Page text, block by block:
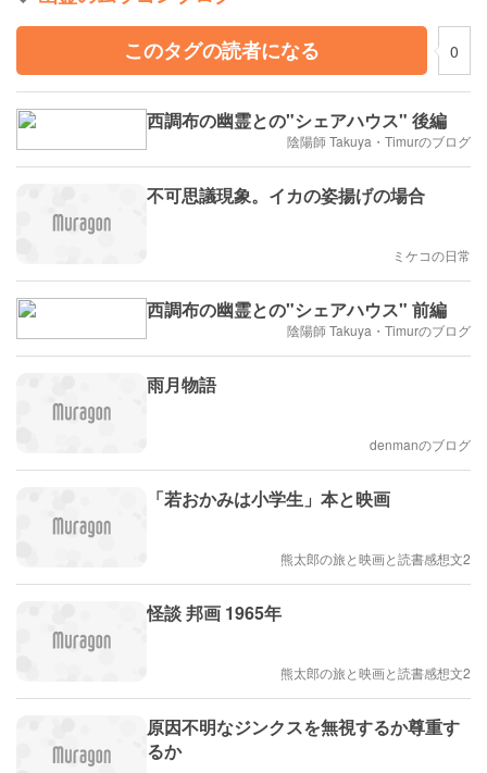
このタグの読者になる
0
西調布の幽霊との"シェアハウス" 後編
陰陽師 Takuya・Timurのブログ
不可思議現象。イカの姿揚げの場合
ミケコの日常
西調布の幽霊との"シェアハウス" 前編
陰陽師 Takuya・Timurのブログ
雨月物語
denmanのブログ
「若おかみは小学生」本と映画
熊太郎の旅と映画と読書感想文2
怪談 邦画 1965年
熊太郎の旅と映画と読書感想文2
原因不明なジンクスを無視するか尊重す
るか